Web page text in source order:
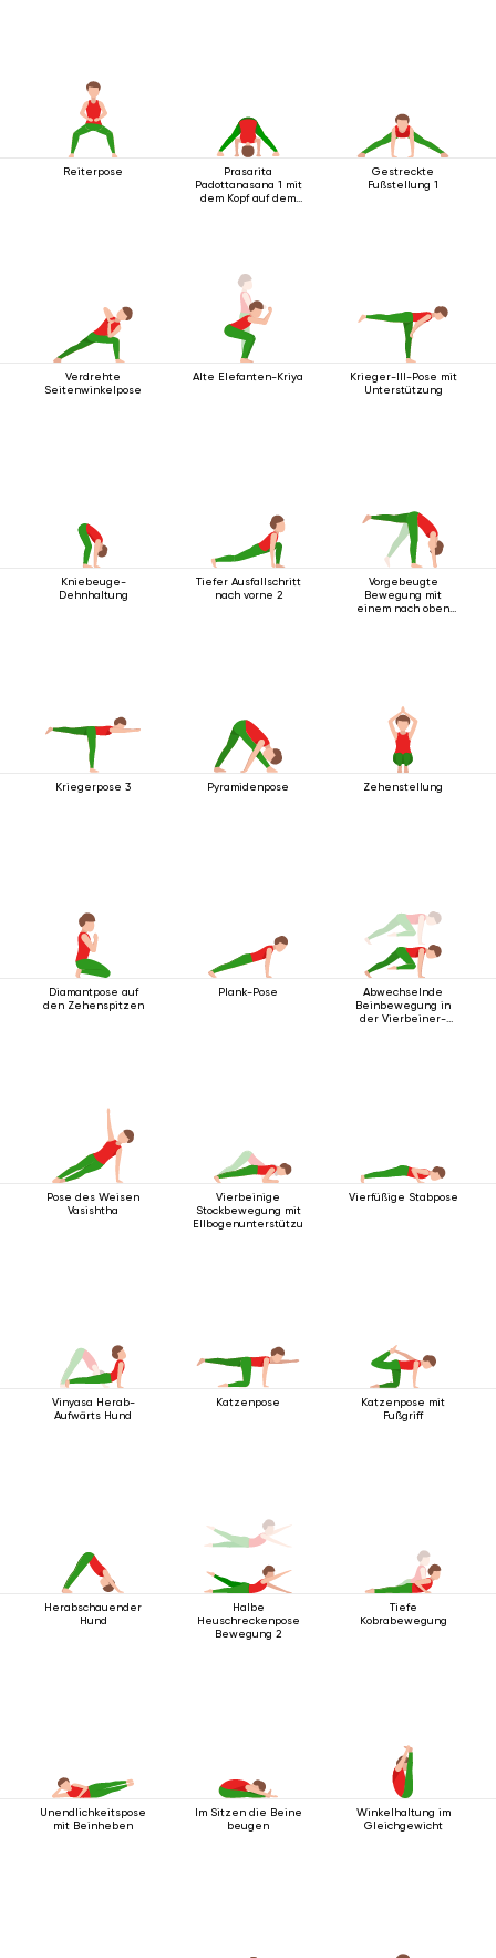
Reiterpose
Prasarita
Padottanasana 1 mit
dem Kopf auf dem
Gestreckte
Fußstellung 1
Verdrehte
Seitenwinkelpose
Alte Elefanten-Kriya
Krieger-III-Pose mit
Unterstützung
Kniebeuge-
Dehnhaltung
Tiefer Ausfallschritt
nach vorne 2
Vorgebeugte
Bewegung mit
einem nach oben
Kriegerpose 3 Pyramidenpose Zehenstellung
Diamantpose auf
den Zehenspitzen
Plank-Pose
Abwechselnde
Beinbewegung in
der Vierbeiner-
Pose des Weisen
Vasishtha
Vierbeinige
Stockbewegung mit
Ellbogenunterstützung
Vierfüßige Stabpose
Vinyasa Herab-
Aufwärts Hund
Katzenpose
Katzenpose mit
Fußgriff
Herabschauender
Hund
Halbe
Heuschreckenpose
Bewegung 2
Tiefe
Kobrabewegung
Unendlichkeitspose
mit Beinheben
Im Sitzen die Beine
beugen
Winkelhaltung im
Gleichgewicht